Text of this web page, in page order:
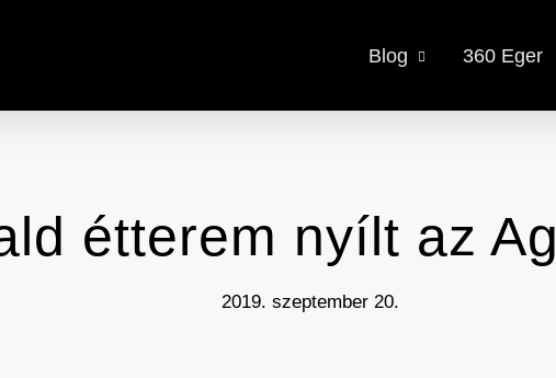
Blog 360 Eger
étterem nyílt az
2019. szeptember 20.